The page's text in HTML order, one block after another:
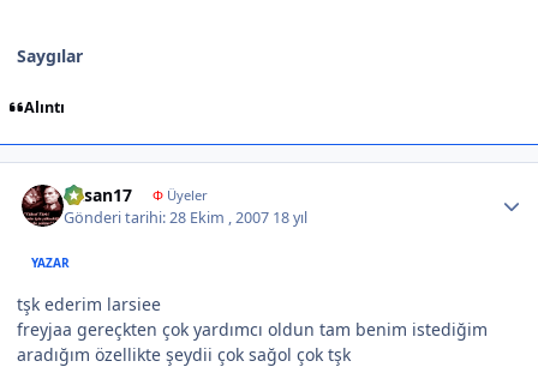
Saygılar
Alıntı
hasan17 ΦÜyeler
Gönderi tarihi:28 Ekim , 2007 18 yıl
YAZAR
tşk ederim larsiee
freyjaa gereçkten çok yardımcı oldun tam benim istediğim
aradığım özellikte şeydii çok sağol çok tşk